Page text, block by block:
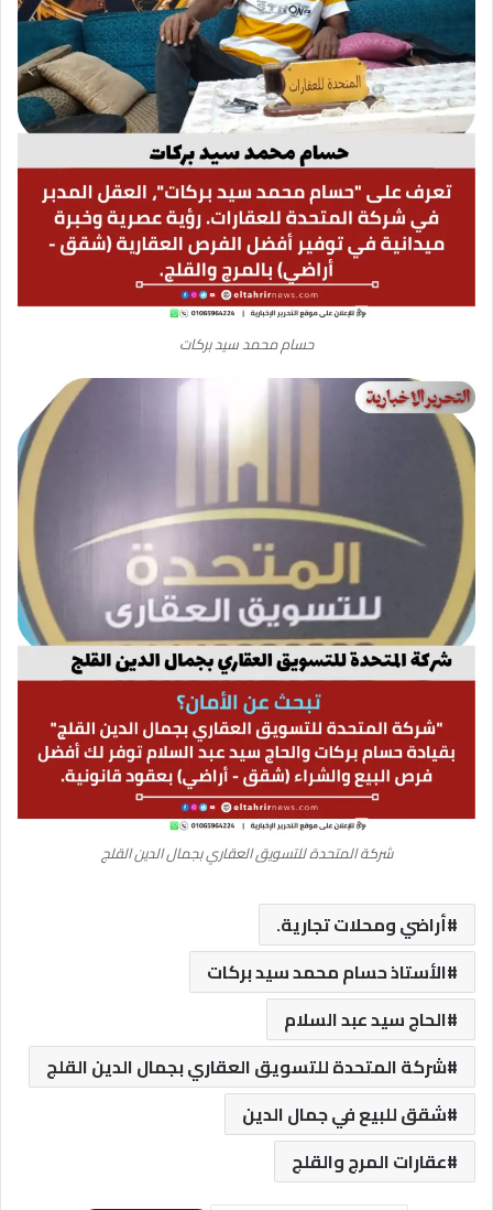
حسام محمد سيد بركات
شركة المتحدة للتسويق العقاري بجمال الدين القلج
أراضي ومحلات تجارية.
الأستاذ حسام محمد سيد بركات
الحاج سيد عبد السلام
شركة المتحدة للتسويق العقاري بجمال الدين القلج
شقق للبيع في جمال الدين
عقارات المرج والقلج